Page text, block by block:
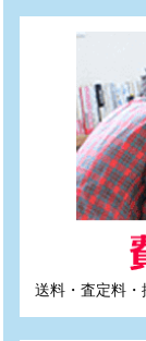
送料・査定料・